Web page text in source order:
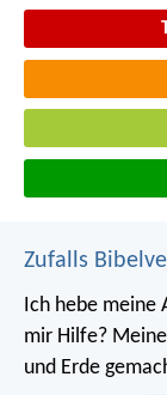
Zufalls
Ich hebe meine
mir Hilfe?
und Erde